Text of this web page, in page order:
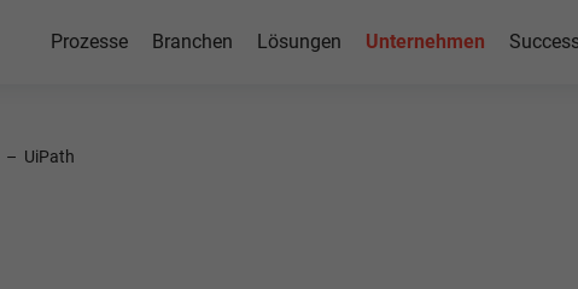
Prozesse Branchen Lösungen Unternehmen
– UiPath